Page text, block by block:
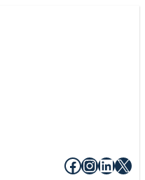
Facebook
X